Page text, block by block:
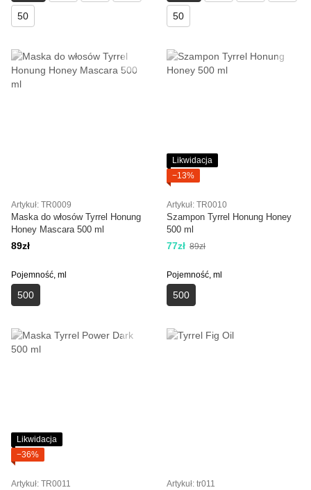
50 50
Artykuł: TR0009
Maska do włosów Tyrrel Honung
Honey Mascara 500 ml
89zł
Pojemność, ml
500
Likwidacja
−13%
Artykuł: TR0010
Szampon Tyrrel Honung Honey
500 ml
77zł 89zł
Pojemność, ml
500
Likwidacja
−36%
Artykuł: TR0011 Artykuł: tr011